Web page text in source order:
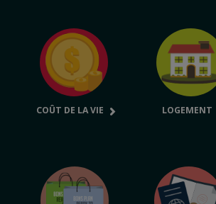
COÛT DE LA VIE LOGEMENT